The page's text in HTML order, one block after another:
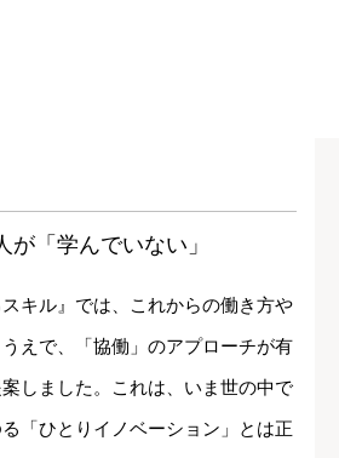
「学んでいない」
キル』では、これからの働き方や
えで、「協働」のアプローチが有
しました。これは、いま世の中で
「ひとりイノベーション」とは正